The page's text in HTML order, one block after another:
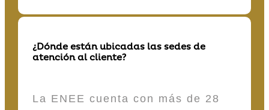
¿Dónde están ubicadas las sedes de
atención al cliente?
La ENEE cuenta con más de 28